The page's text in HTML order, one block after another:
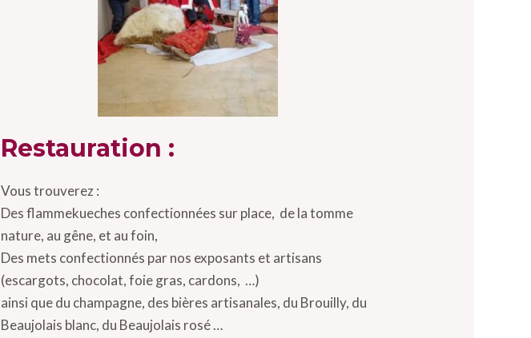
Restauration :
Vous trouverez :
Des flammekueches confectionnées sur place, de la tomme
nature, au gêne, et au foin,
Des mets confectionnés par nos exposants et artisans
(escargots, chocolat, foie gras, cardons, …)
ainsi que du champagne, des bières artisanales, du Brouilly, du
Beaujolais blanc, du Beaujolais rosé …